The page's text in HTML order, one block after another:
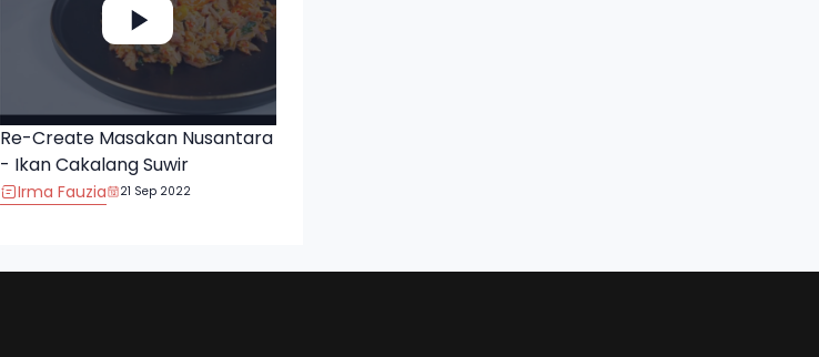
Re-Create Masakan Nusantara
- Ikan Cakalang Suwir
Irma Fauzia 21 Sep 2022